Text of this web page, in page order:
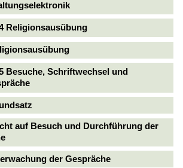
Religionsausübung
Besuche, Schriftwechsel und
auf Besuch und Durchführung der
der Gespräche